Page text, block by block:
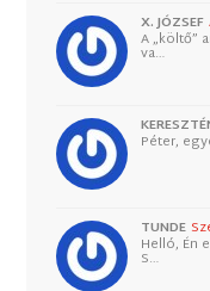
X. JÓZSEF
A „költő”
va…
Péter,
TUNDE
Helló, Én
S…